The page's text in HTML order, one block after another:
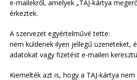
e-mailekről, amelyek „TAJ-kártya
érkeztek.
A szervezet egyértelművé tette:
nem küldenek ilyen jellegű üzeneteket,
adatokat vagy fizetést e-mailen
Kiemelték azt is, hogy a TAJ-kártya